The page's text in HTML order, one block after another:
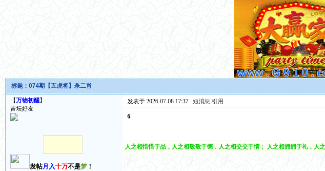
标题：074期【五虎将】杀二肖
【万物初醒】
吉坛好友
发帖月入十万不是梦 ！
发表于 2026-07-08 17:37短消息 引用
6
人之相惜惜于品，人之相敬敬于德，人之相交交于情； 人之相拥拥于礼，人